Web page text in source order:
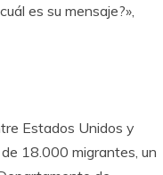
es su mensaje?»,
Estados Unidos y
18.000 migrantes, un